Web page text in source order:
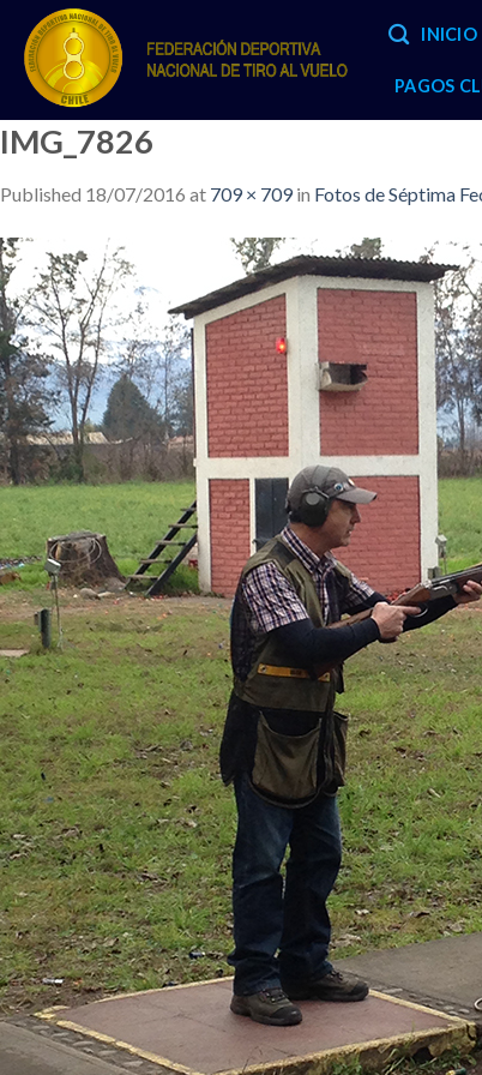
content
INICIO
PAGOS
IMG_7826
Published 18/07/2016 at 709 × 709in Fotos de Séptima